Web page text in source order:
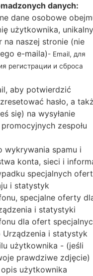
-
FAME
Galaxy Fame Lite →
danych:
dane osobowe
użytkownika, unikalny
na naszej stronie (nie
e-maila)- Email, для
регистрации и сброса
aby potwierdzić
hasło, a
się) na wysyłanie
zespołu
wykrywania spamu i
konta, sieci i
specjalnych
i statystyk
specjalne oferty
i statystyki
dla ofert
Urządzenia i statystyk
użytkownika - (jeśli
prawdziwe zdjęcie)
użytkownika